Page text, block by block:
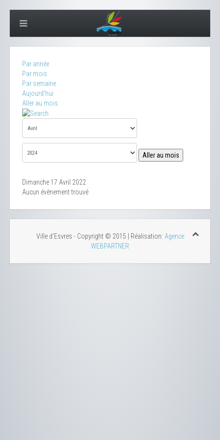
Par année
Par mois
Par semaine
Aujourd'hui
Aller au mois
Aller au mois
Dimanche 17 Avril 2022
Aucun évènement trouvé
Ville d'Esvres - Copyright © 2015 | Réalisation: Agence
WEBPARTNER